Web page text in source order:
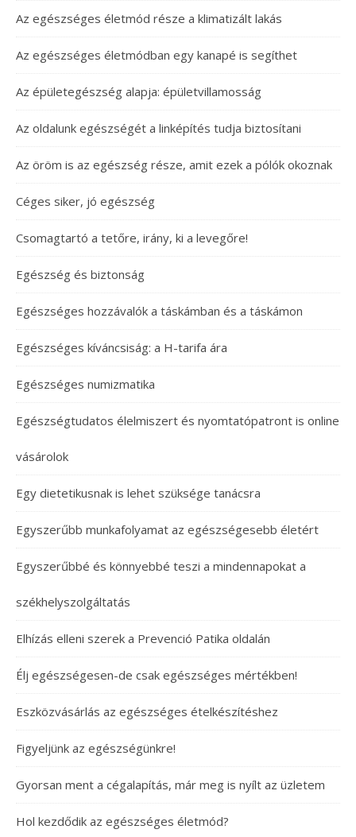
Az egészséges életmód része a klimatizált lakás
Az egészséges életmódban egy kanapé is segíthet
Az épületegészség alapja: épületvillamosság
Az oldalunk egészségét a linképítés tudja biztosítani
Az öröm is az egészség része, amit ezek a pólók okoznak
Céges siker, jó egészség
Csomagtartó a tetőre, irány, ki a levegőre!
Egészség és biztonság
Egészséges hozzávalók a táskámban és a táskámon
Egészséges kíváncsiság: a H-tarifa ára
Egészséges numizmatika
Egészségtudatos élelmiszert és nyomtatópatront is online
vásárolok
Egy dietetikusnak is lehet szüksége tanácsra
Egyszerűbb munkafolyamat az egészségesebb életért
Egyszerűbbé és könnyebbé teszi a mindennapokat a
székhelyszolgáltatás
Elhízás elleni szerek a Prevenció Patika oldalán
Élj egészségesen-de csak egészséges mértékben!
Eszközvásárlás az egészséges ételkészítéshez
Figyeljünk az egészségünkre!
Gyorsan ment a cégalapítás, már meg is nyílt az üzletem
Hol kezdődik az egészséges életmód?